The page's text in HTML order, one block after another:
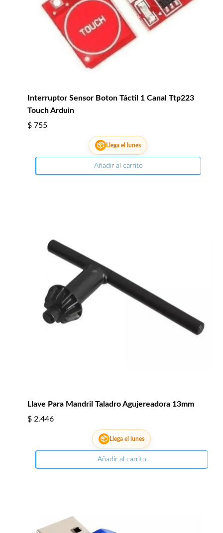
Interruptor Sensor Boton Táctil 1 Canal Ttp223
Touch Arduin
$ 755
📦 Llega el lunes
Añadir al carrito
Llave Para Mandril Taladro Agujereadora 13mm
$ 2.446
📦 Llega el lunes
Añadir al carrito